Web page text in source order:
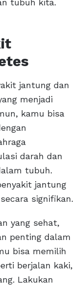
tubuh kita.
jantung dan
menjadi
kamu bisa
darah dan
tubuh.
jantung
signifikan.
yang sehat,
penting dalam
bisa memilih
berjalan kaki,
Lakukan